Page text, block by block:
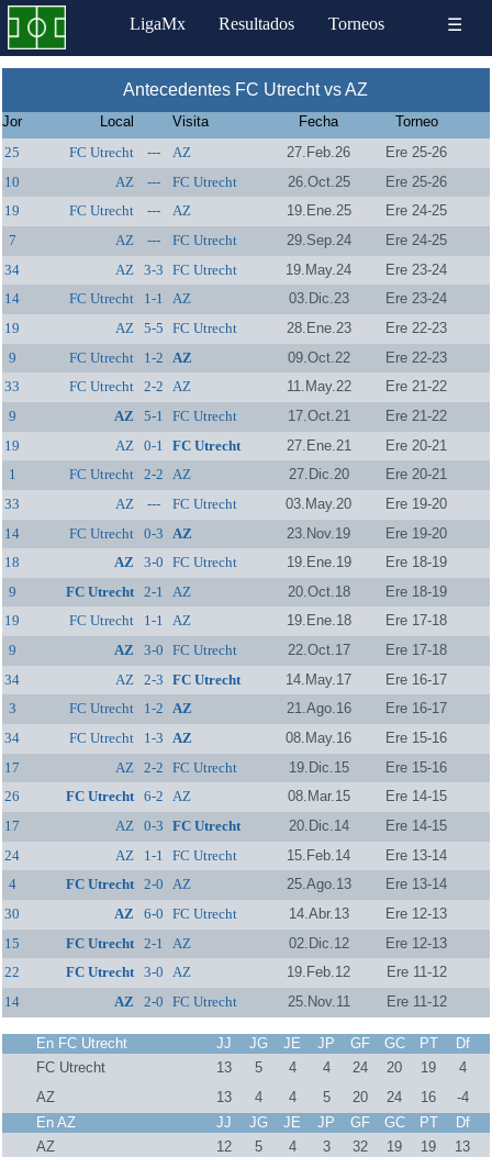
LigaMx Resultados Torneos ☰
Antecedentes FC Utrecht vs AZ
Jor Local Visita Fecha
Torneo
25
FC Utrecht --- AZ 27.Feb.26
Ere 25-26
10
AZ --- FC Utrecht 26.Oct.25
Ere 25-26
19
FC Utrecht --- AZ 19.Ene.25
Ere 24-25
7
AZ --- FC Utrecht 29.Sep.24
Ere 24-25
34
AZ 3-3 FC Utrecht 19.May.24
Ere 23-24
14
FC Utrecht 1-1 AZ 03.Dic.23
Ere 23-24
19
AZ 5-5 FC Utrecht 28.Ene.23
Ere 22-23
9
FC Utrecht 1-2 AZ 09.Oct.22
Ere 22-23
33
FC Utrecht 2-2 AZ 11.May.22
Ere 21-22
9
AZ 5-1 FC Utrecht 17.Oct.21
Ere 21-22
19
AZ 0-1 FC Utrecht 27.Ene.21
Ere 20-21
1
FC Utrecht 2-2 AZ 27.Dic.20
Ere 20-21
33
AZ --- FC Utrecht 03.May.20
Ere 19-20
14
FC Utrecht 0-3 AZ 23.Nov.19
Ere 19-20
18
AZ 3-0 FC Utrecht 19.Ene.19
Ere 18-19
9
FC Utrecht 2-1 AZ 20.Oct.18
Ere 18-19
19
FC Utrecht 1-1 AZ 19.Ene.18
Ere 17-18
9
AZ 3-0 FC Utrecht 22.Oct.17
Ere 17-18
34
AZ 2-3 FC Utrecht 14.May.17
Ere 16-17
3
FC Utrecht 1-2 AZ 21.Ago.16
Ere 16-17
34
FC Utrecht 1-3 AZ 08.May.16
Ere 15-16
17
AZ 2-2 FC Utrecht 19.Dic.15
Ere 15-16
26
FC Utrecht 6-2 AZ 08.Mar.15
Ere 14-15
17
AZ 0-3 FC Utrecht 20.Dic.14
Ere 14-15
24
AZ 1-1 FC Utrecht 15.Feb.14
Ere 13-14
4
FC Utrecht 2-0 AZ 25.Ago.13
Ere 13-14
30
AZ 6-0 FC Utrecht 14.Abr.13
Ere 12-13
15
FC Utrecht 2-1 AZ 02.Dic.12
Ere 12-13
22
FC Utrecht 3-0 AZ 19.Feb.12
Ere 11-12
14
AZ 2-0 FC Utrecht 25.Nov.11 Ere 11-12
En FC Utrecht JJ JG JE JP GF GC PT
Df
FC Utrecht
13 5 4 4 24 20 19
4
AZ
13 4 4 5 20 24 16
-4
En AZ
JJ JG JE JP GF GC PT
Df
AZ
12 5 4 3 32 19 19
13